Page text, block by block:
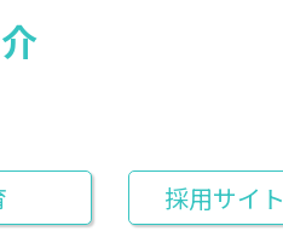
採用サイト